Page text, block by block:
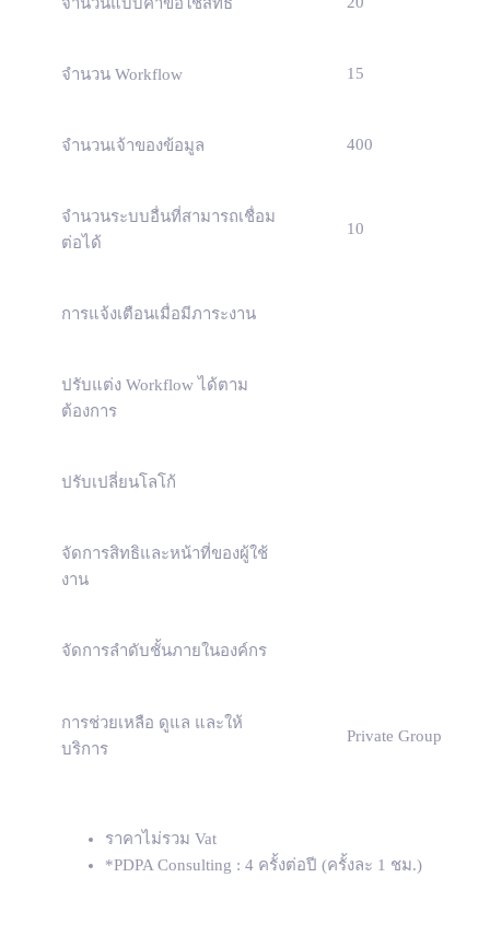
จำนวนแบบคำขอใช้สิทธิ์
จำนวน Workflow 15
จำนวนเจ้าของข้อมูล 400
จำนวนระบบอื่นที่สามารถเชื่อม
ต่อได้
10
การแจ้งเตือนเมื่อมีภาระงาน
ปรับแต่ง Workflow ได้ตาม
ต้องการ
ปรับเปลี่ยนโลโก้
จัดการสิทธิและหน้าที่ของผู้ใช้
งาน
จัดการลำดับชั้นภายในองค์กร
การช่วยเหลือ ดูแล และให้
บริการ
Private Group
ราคาไม่รวม Vat
*PDPA Consulting : 4 ครั้งต่อปี (ครั้งละ 1 ชม.)